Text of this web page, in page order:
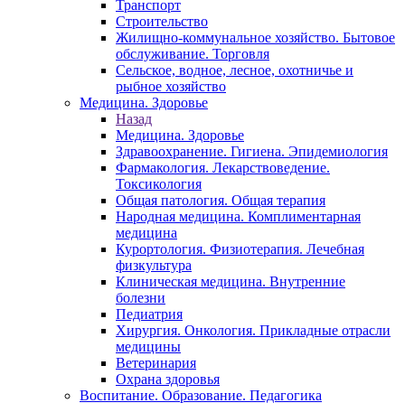
Транспорт
Строительство
Жилищно-коммунальное хозяйство. Бытовое
обслуживание. Торговля
Сельское, водное, лесное, охотничье и
рыбное хозяйство
Медицина. Здоровье
Назад
Медицина. Здоровье
Здравоохранение. Гигиена. Эпидемиология
Фармакология. Лекарствоведение.
Токсикология
Общая патология. Общая терапия
Народная медицина. Комплиментарная
медицина
Курортология. Физиотерапия. Лечебная
физкультура
Клиническая медицина. Внутренние
болезни
Педиатрия
Хирургия. Онкология. Прикладные отрасли
медицины
Ветеринария
Охрана здоровья
Воспитание. Образование. Педагогика